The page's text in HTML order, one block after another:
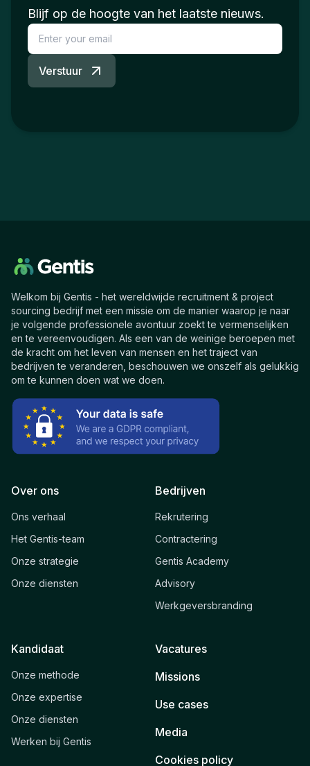
Blijf op de hoogte van het laatste nieuws.
Verstuur
Welkom bij Gentis - het wereldwijde recruitment & project
sourcing bedrijf met een missie om de manier waarop je naar
je volgende professionele avontuur zoekt te vermenselijken
en te vereenvoudigen. Als een van de weinige beroepen met
de kracht om het leven van mensen en het traject van
bedrijven te veranderen, beschouwen we onszelf als gelukkig
om te kunnen doen wat we doen.
Over ons
Ons verhaal
Het Gentis-team
Onze strategie
Onze diensten
Bedrijven
Rekrutering
Contractering
Gentis Academy
Advisory
Werkgeversbranding
Kandidaat
Onze methode
Onze expertise
Onze diensten
Werken bij Gentis
Vacatures
Missions
Use cases
Media
Cookies policy